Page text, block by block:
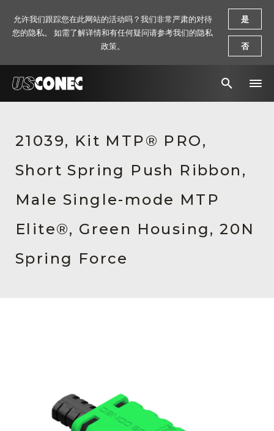
解决方案
产品
资源
关于我们
活动信息
21039, Kit MTP® PRO,
Short Spring Push Ribbon,
Male Single-mode MTP
Elite®, Green Housing, 20N
Spring Force
允许我们跟踪您在此网站的活动吗？我们非常严肃的对待
您的隐私。 如需了解详情和有任何疑问请参考我们的隐私
政策。
是
否